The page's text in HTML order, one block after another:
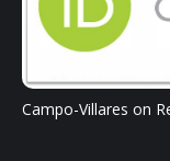
Campo-Villares on